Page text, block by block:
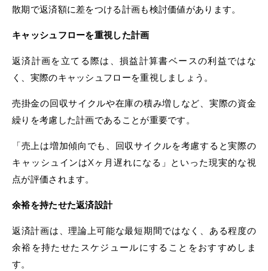
散期で返済額に差をつける計画も検討価値があります。
キャッシュフローを重視した計画
返済計画を立てる際は、損益計算書ベースの利益ではな
く、実際のキャッシュフローを重視しましょう。
売掛金の回収サイクルや在庫の積み増しなど、実際の資金
繰りを考慮した計画であることが重要です。
「売上は増加傾向でも、回収サイクルを考慮すると実際の
キャッシュインはXヶ月遅れになる」といった現実的な視
点が評価されます。
余裕を持たせた返済設計
返済計画は、理論上可能な最短期間ではなく、ある程度の
余裕を持たせたスケジュールにすることをおすすめしま
す。